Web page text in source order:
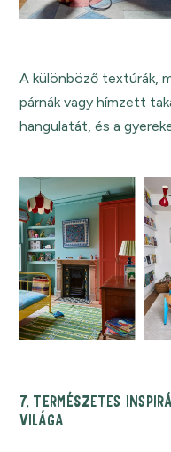
A különböző textúrák,
párnák vagy hímzett
hangulatát, és a
7. TERMÉSZETES
VILÁGA